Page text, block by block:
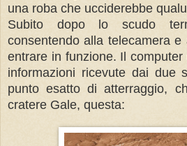
una roba che ucciderebbe
Subito dopo lo scudo
consentendo alla telecamera
entrare in funzione. Il
informazioni ricevute dai due
punto esatto di atterraggio,
cratere Gale, questa: